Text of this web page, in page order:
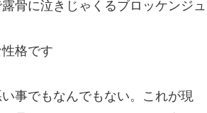
骨に泣きじゃくるブロッケンジュ
格です
事でもなんでもない。これが現